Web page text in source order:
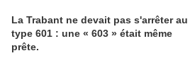
La Trabant ne devait pas s'arrêter au
type 601 : une « 603 » était même
prête.